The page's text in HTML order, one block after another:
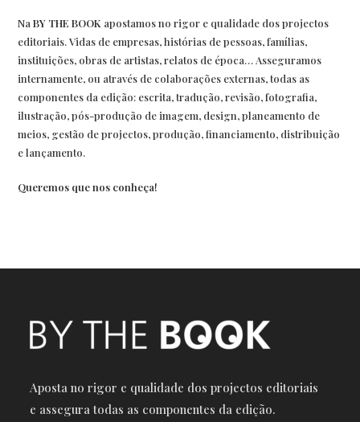
NaBY THE BOOK apostamos no rigor e qualidade dos projectos
editoriais. Vidas de empresas, histórias de pessoas, famílias,
instituições, obras de artistas, relatos de época… Asseguramos
internamente, ou através de colaborações externas, todas as
componentes da edição: escrita, tradução, revisão, fotografia,
ilustração, pós-produção de imagem, design, planeamento de
meios, gestão de projectos, produção, financiamento, distribuição
e lançamento.
Queremos que nos conheça!
Aposta no rigor e qualidade dos projectos editoriais
e assegura todas as componentes da edição.